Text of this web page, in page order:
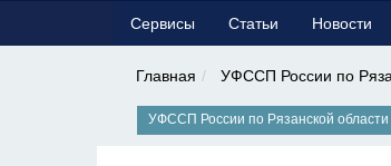
Сервисы Статьи Новости
Главная УФССП России по
УФССП России по Рязанской области